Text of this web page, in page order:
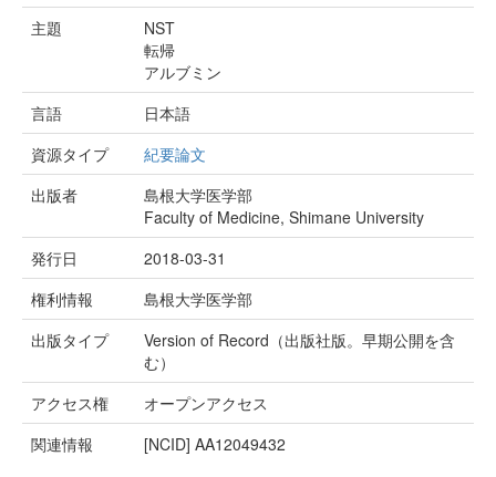
主題
NST
転帰
アルブミン
言語
日本語
資源タイプ
紀要論文
出版者
島根大学医学部
Faculty of Medicine, Shimane University
発行日
2018-03-31
権利情報
島根大学医学部
出版タイプ
Version of Record（出版社版。早期公開を含
む）
アクセス権
オープンアクセス
関連情報
[NCID] AA12049432